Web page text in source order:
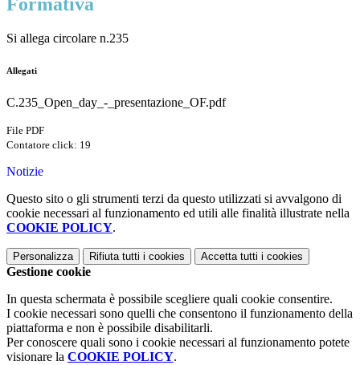
Formativa
Si allega circolare n.235
Allegati
C.235_Open_day_-_presentazione_OF.pdf
File PDF
Contatore click: 19
Notizie
Questo sito o gli strumenti terzi da questo utilizzati si avvalgono di
cookie necessari al funzionamento ed utili alle finalità illustrate nella
COOKIE POLICY.
Personalizza Rifiuta tutti i cookies Accetta tutti i cookies
Gestione cookie
In questa schermata è possibile scegliere quali cookie consentire.
I cookie necessari sono quelli che consentono il funzionamento della
piattaforma e non è possibile disabilitarli.
Per conoscere quali sono i cookie necessari al funzionamento potete
visionare la COOKIE POLICY.